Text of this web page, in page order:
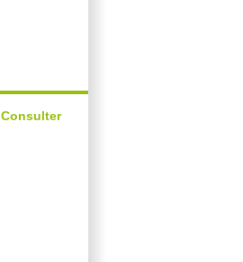
Consulter